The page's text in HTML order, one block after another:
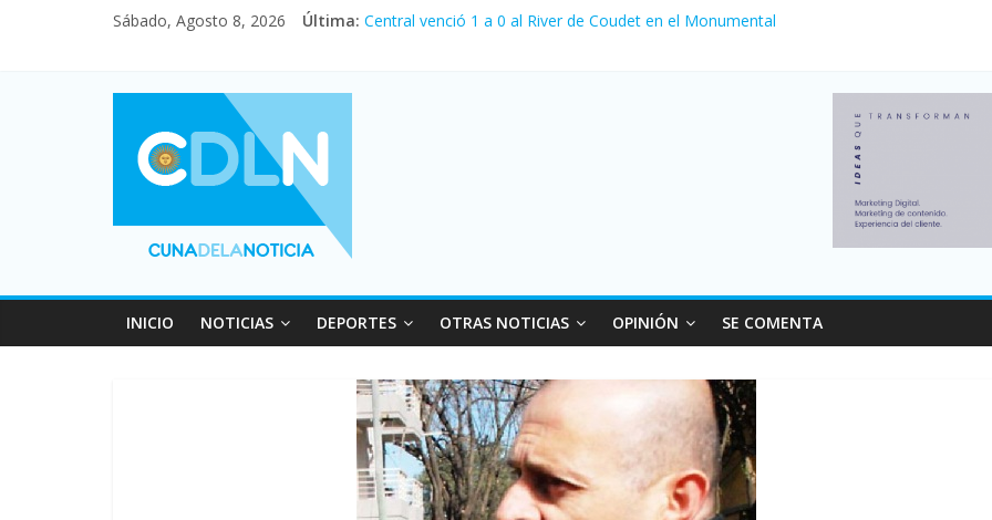
Sábado, Agosto 8, 2026 Última: Central venció 1 a 0 al River de Coudet en el Monumental
Vacaciones de invierno con más movimiento y consumo turístico: 4,6 millones de
Fuerte caída de la venta de autos usados en julio: bajó un 12,6% interanual
INICIO NOTICIAS DEPORTES OTRAS NOTICIAS OPINIÓN SE COMENTA